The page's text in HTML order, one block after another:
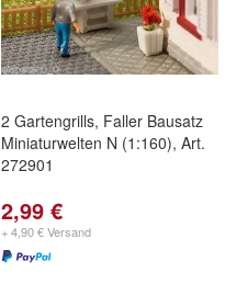
2 Gartengrills, Faller Bausatz
Miniaturwelten N (1:160), Art.
272901
2,99 €
+ 4,90 € Versand